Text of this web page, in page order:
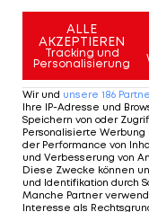
Kampf, aber das
LAOLA1:Was
Jahr auch noch
Riha:Ein großer
mehrere.
LAOLA1:Ist das
ALLE
AKZEPTIEREN
Tracking und
Personalisierung
Wir und unsere 186
Ihre IP-Adresse und
Speichern von oder
Personalisierte
der Performance von
und Verbesserung von
Diese Zwecke können
und Identifikation durch
Manche Partner
Interesse als